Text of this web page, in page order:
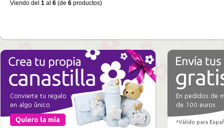
Viendo del 1 al 6 (de 6 productos)